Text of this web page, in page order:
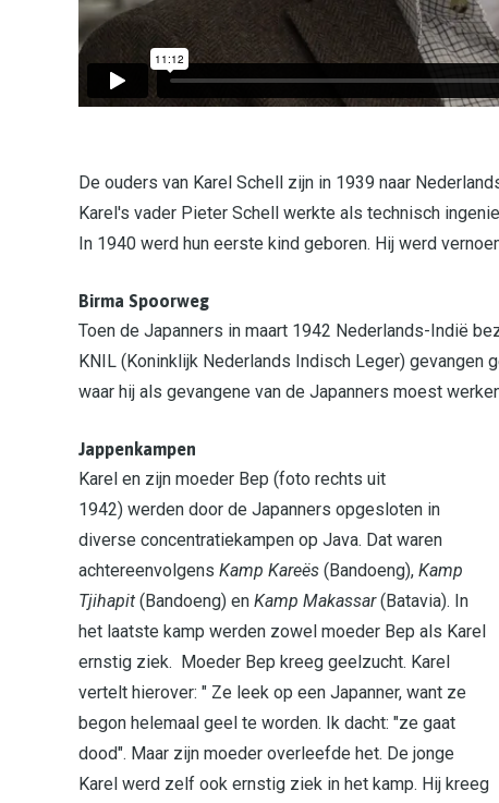
De ouders van Karel Schell zijn in 1939 naar
Karel's vader Pieter Schell werkte als technisch
In 1940 werd hun eerste kind geboren. Hij werd
Birma Spoorweg
Toen de Japanners in maart 1942 Nederlands-Indië
KNIL (Koninklijk Nederlands Indisch Leger) gevangen
waar hij als gevangene van de Japanners moest
Jappenkampen
Karel en zijn moeder Bep (foto rechts uit
1942) werden door de Japanners opgesloten in
diverse concentratiekampen op Java. Dat waren
achtereenvolgens Kamp Kareës (Bandoeng), Kamp
Tjihapit (Bandoeng) en Kamp Makassar(Batavia). In
het laatste kamp werden zowel moeder Bep als Karel
ernstig ziek. Moeder Bep kreeg geelzucht. Karel
vertelt hierover: " Ze leek op een Japanner, want ze
begon helemaal geel te worden. Ik dacht: "ze gaat
dood". Maar zijn moeder overleefde het. De jonge
Karel werd zelf ook ernstig ziek in het kamp. Hij kreeg